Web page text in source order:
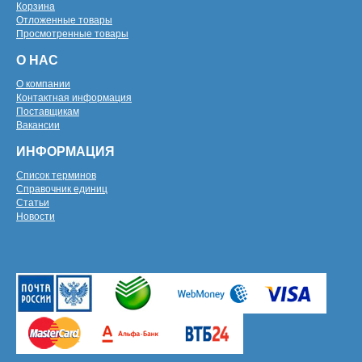
Корзина
Отложенные товары
Просмотренные товары
О НАС
О компании
Контактная информация
Поставщикам
Вакансии
ИНФОРМАЦИЯ
Список терминов
Справочник единиц
Статьи
Новости